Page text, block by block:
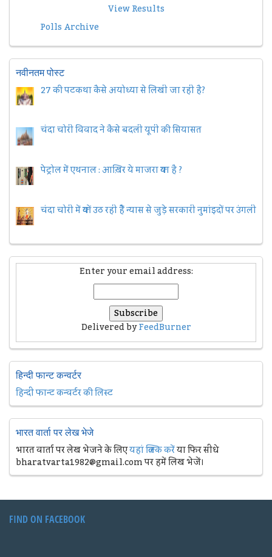
View Results
Polls Archive
नवीनतम पोस्ट
27 की पटकथा कैसे अयोध्या से लिखी जा रही है?
चंदा चोरी विवाद ने कैसे बदली यूपी की सियासत
पेट्रोल में एथनाल : आख़िर ये माजरा क्या है ?
चंदा चोरी में क्यों उठ रही हैैं न्यास से जुड़े सरकारी नुमांइदों पर उंगली
Enter your email address:
Delivered byFeedBurner
हिन्दी फान्ट कन्वर्टर
हिन्दी फान्ट कन्वर्टर की लिस्ट
भारत वार्ता पर लेख भेजे
भारत वार्ता पर लेख भेजने के लिएयहां क्लिक करेंया फिर सीधे
bharatvarta1982@gmail.com पर हमें लिख भेजें।
FIND ON FACEBOOK